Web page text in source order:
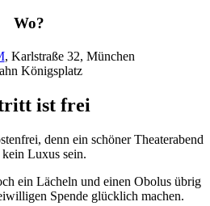
Wo?
, Karlstraße 32, München
Königsplatz
ist frei
denn ein schöner Theaterabend
kein Luxus sein.
ein Lächeln und einen Obolus übrig
Spende glücklich machen.